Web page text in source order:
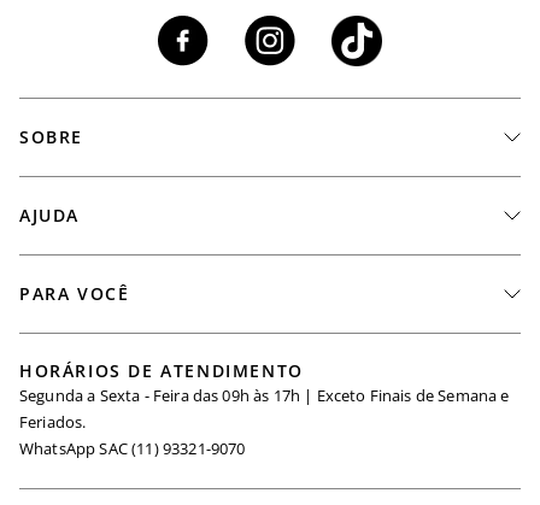
SOBRE
Seja um Revendedor
Igualdade Salarial
Requisição de Dados
AJUDA
Minha Conta
Trocas
PARA VOCÊ
Maternidade
Seja um Afiliado
HORÁRIOS DE ATENDIMENTO
Segunda a Sexta - Feira das 09h às 17h | Exceto Finais de Semana e
Feriados.
WhatsApp SAC (11) 93321-9070